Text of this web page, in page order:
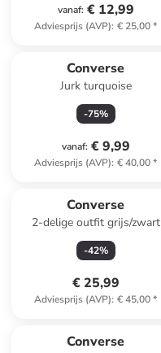
vanaf: € 12,99
Adviesprijs (AVP): € 25,00*
Converse
Jurk turquoise
-75%
vanaf: € 9,99
Adviesprijs (AVP): € 40,00*
Converse
2-delige outfit grijs/zwart
-42%
€ 25,99
Adviesprijs (AVP): € 45,00*
Converse